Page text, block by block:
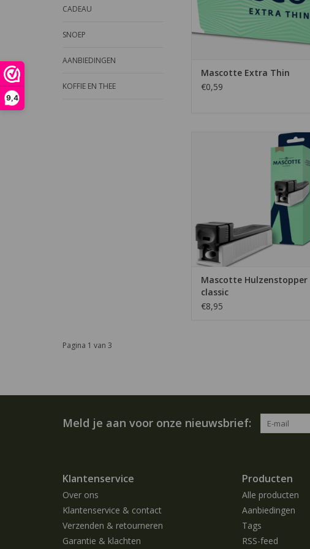
9,4
CADEAU
SNOEP
AANBIEDINGEN
KOFFIE EN THEE
Mascotte Extra Thin
€0,59
De Mascotte classic
hulzenstopper is een ideaal
onderweg. Het is een klein en
handzaam model.
TOEVOEGEN AAN WINKELWAGEN
Mascotte Hulzenstopper
classic
€8,95
Pagina 1 van 3
Meld je aan voor onze nieuwsbrief:
Klantenservice
Over ons
Klantenservice & contact
Verzenden & retourneren
Garantie & klachten
Producten
Alle producten
Aanbiedingen
Tags
RSS-feed